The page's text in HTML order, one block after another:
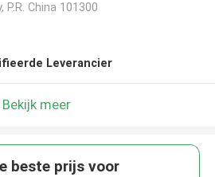
P.R. China 101300
Leverancier
Bekijk meer
beste prijs voor